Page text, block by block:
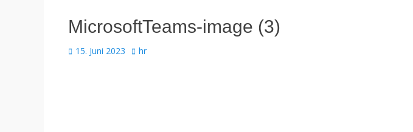
MicrosoftTeams-image (3)
Veröffentlicht
15. Juni 2023 Autor
hr